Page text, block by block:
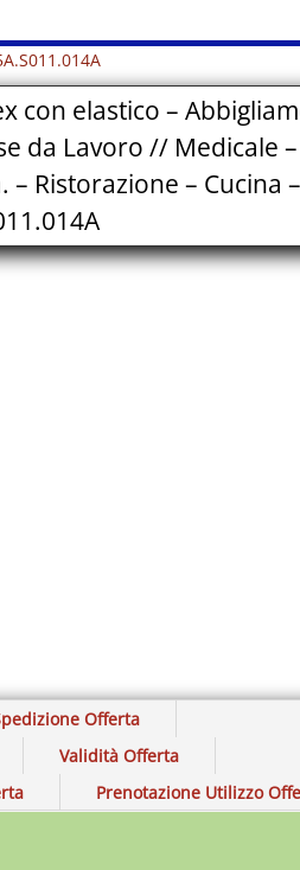
con elastico –
da Lavoro // Medicale –
– Ristorazione – Cucina –
Offerta
Validità Offerta
Prenotazione Utilizzo